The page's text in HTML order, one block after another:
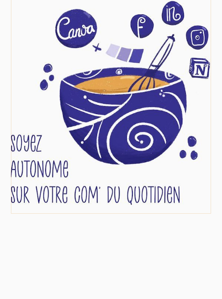
Ressources et formations
Formations pratiques sur Canva, Meta
Business, réseaux sociaux, Notion, Google…
Devenez autonome dans votre
communication quotidienne et optimisez vos
outils pour plus d’efficacité !